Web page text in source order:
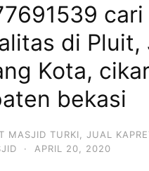
di Pluit,
Kota,
bekasi
MASJID TURKI JUAL
· APRIL 20, 2020